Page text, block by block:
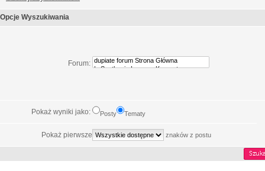
Opcje Wyszukiwania
Forum:
Pokaż wyniki jako: Posty Tematy
Pokaż pierwsze znaków z postu